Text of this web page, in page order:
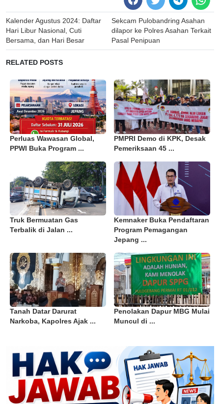
Post
navigation
Kalender Agustus 2024: Daftar
Hari Libur Nasional, Cuti
Bersama, dan Hari Besar
Sekcam Pulobandring Asahan
dilapor ke Polres Asahan Terkait
Pasal Penipuan
RELATED POSTS
Perluas Wawasan Global,
PPWI Buka Program ...
PMPRI Demo di KPK, Desak
Pemeriksaan 45 ...
Truk Bermuatan Gas
Terbalik di Jalan ...
Kemnaker Buka Pendaftaran
Program Pemagangan
Jepang ...
Tanah Datar Darurat
Narkoba, Kapolres Ajak ...
Penolakan Dapur MBG Mulai
Muncul di ...